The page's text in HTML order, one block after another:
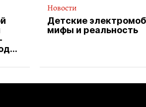
Новости
Детские
мифы и реальность